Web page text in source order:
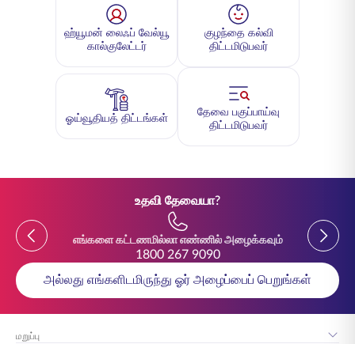
ஹ்யூமன் லைஃப் வேல்யூ
கால்குலேட்டர்
குழந்தை கல்வி
திட்டமிடுபவர்
ஓய்வூதியத் திட்டங்கள்
தேவை பகுப்பாய்வு
திட்டமிடுபவர்
உதவி தேவையா?
Previous
எங்களை கட்டணமில்லா எண்ணில் அழைக்கவும்
1800 267 9090
Previous
அல்லது எங்களிடமிருந்து ஓர் அழைப்பைப் பெறுங்கள்
மறுப்பு